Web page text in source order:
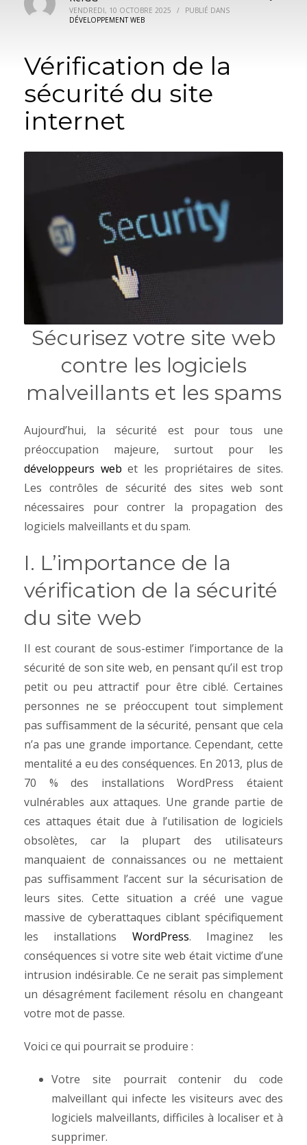
VENDREDI, 10 OCTOBRE 2025 /
PUBLIÉ DANS
DÉVELOPPEMENT WEB
Vérification de la
sécurité du site
internet
Sécurisez votre site web
contre les logiciels
malveillants et les spams
Aujourd’hui, la sécurité est pour tous une
préoccupation majeure, surtout pour les
développeurs web et les propriétaires de sites.
Les contrôles de sécurité des sites web sont
nécessaires pour contrer la propagation des
logiciels malveillants et du spam.
I. L’importance de la
vérification de la sécurité
du site web
Il est courant de sous-estimer l’importance de la
sécurité de son site web, en pensant qu’il est trop
petit ou peu attractif pour être ciblé. Certaines
personnes ne se préoccupent tout simplement
pas suffisamment de la sécurité, pensant que cela
n’a pas une grande importance.Cependant, cette
mentalité a eu des conséquences. En 2013, plus de
70 % des installations WordPress étaient
vulnérables aux attaques. Une grande partie de
ces attaques était due à l’utilisation de logiciels
obsolètes, car la plupart des utilisateurs
manquaient de connaissances ou ne mettaient
pas suffisamment l’accent sur la sécurisation de
leurs sites. Cette situation a créé une vague
massive de cyberattaques ciblant spécifiquement
les installations WordPress. Imaginez les
conséquences si votre site web était victime d’une
intrusion indésirable. Ce ne serait pas simplement
un désagrément facilement résolu en changeant
votre mot de passe.
Voici ce qui pourrait se produire :
Votre site pourrait contenir du code
malveillant qui infecte les visiteurs avec des
logiciels malveillants, difficiles à localiser et à
supprimer.